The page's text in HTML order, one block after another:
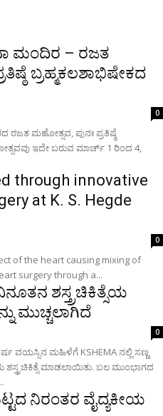
ಮಂದಿರ – ರಜತ
ಬ್ರಹ್ಮಕಲಶಾಭಿಷೇಕದ
0
ರಜತ ಮಹೋತ್ಸವ, ಪುನಃ ಪ್ರತಿಷ್ಠೆ
ಇದೇ ಬರುವ ಮಾರ್ಚ್ 1 ರಿಂದ 4,
through innovative
at K. S. Hegde
0
of the heart causing mixing of
surgery through a...
ಶಸ್ತ್ರಚಿಕಿತ್ಸೆಯ
ಮುಚ್ಚಲಾಗಿದೆ
0
ವಯಸ್ಸಿನ ಮಹಿಳೆಗೆ KSHEMA ನಲ್ಲಿ ಸಣ್ಣ
ಬಲ ಮುಂಭಾಗದ
ನಿರಂತರ ವೈದ್ಯಕೀಯ